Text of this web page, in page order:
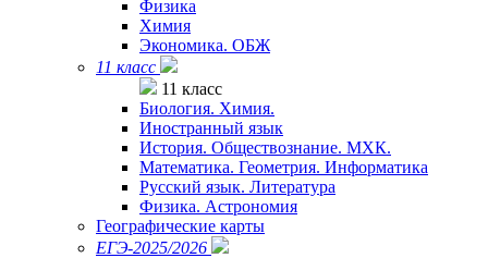
Физика
Химия
Экономика. ОБЖ
11 класс
11 класс
Биология. Химия.
Иностранный язык
История. Обществознание. МХК.
Математика. Геометрия. Информатика
Русский язык. Литература
Физика. Астрономия
Географические карты
ЕГЭ-2025/2026